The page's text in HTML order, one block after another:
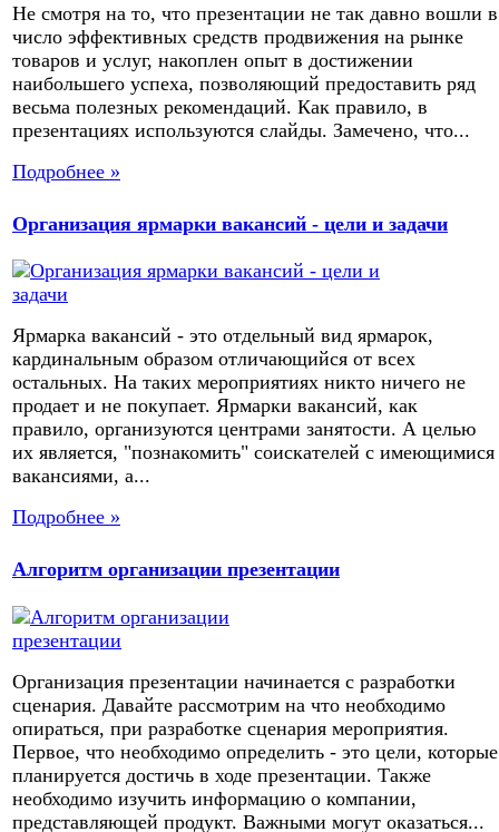
Не смотря на то, что презентации не так давно вошли в
число эффективных средств продвижения на рынке
товаров и услуг, накоплен опыт в достижении
наибольшего успеха, позволяющий предоставить ряд
весьма полезных рекомендаций. Как правило, в
презентациях используются слайды. Замечено, что...
Подробнее »
Организация ярмарки вакансий - цели и задачи
Ярмарка вакансий - это отдельный вид ярмарок,
кардинальным образом отличающийся от всех
остальных. На таких мероприятиях никто ничего не
продает и не покупает. Ярмарки вакансий, как
правило, организуются центрами занятости. А целью
их является, "познакомить" соискателей с имеющимися
вакансиями, а...
Подробнее »
Алгоритм организации презентации
Организация презентации начинается с разработки
сценария. Давайте рассмотрим на что необходимо
опираться, при разработке сценария мероприятия.
Первое, что необходимо определить - это цели, которые
планируется достичь в ходе презентации. Также
необходимо изучить информацию о компании,
представляющей продукт. Важными могут оказаться...